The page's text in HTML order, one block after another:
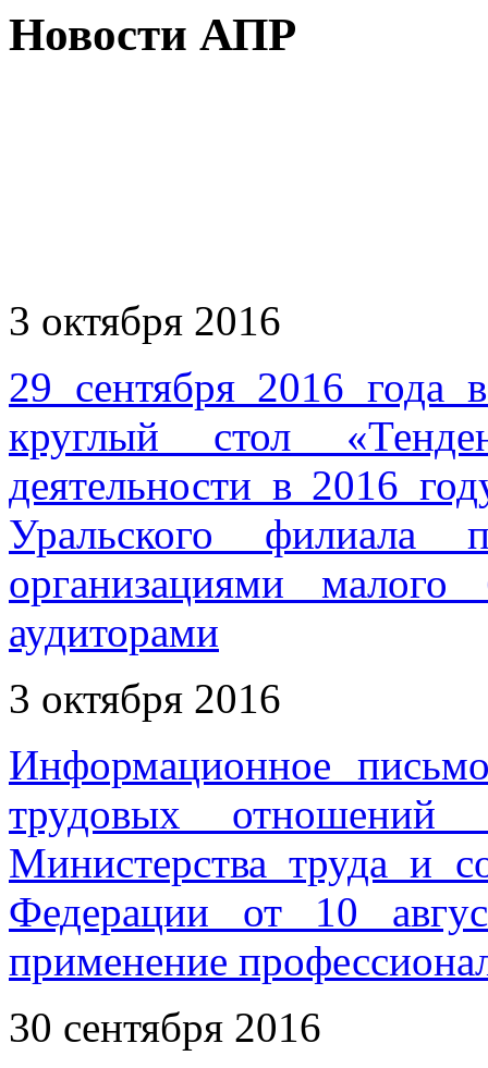
Новости АПР
3 октября 2016
29 сентября 2016 года
круглый стол
деятельности в 2016
Уральского филиала
организациями
аудиторами
3 октября 2016
Информационное
трудовых отношений
Министерства труда и
Федерации от 10
применение
30 сентября 2016